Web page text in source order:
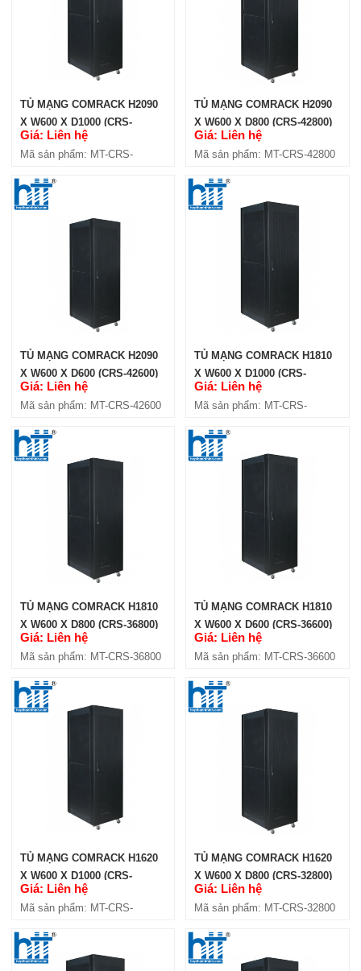
TỦ MẠNG COMRACK H2090
X W600 X D1000 (CRS-
421000)
Giá: Liên hệ
Mã sản phẩm: MT-CRS-
TỦ MẠNG COMRACK H2090
X W600 X D800 (CRS-42800)
Giá: Liên hệ
Mã sản phẩm: MT-CRS-42800
TỦ MẠNG COMRACK H2090
X W600 X D600 (CRS-42600)
Giá: Liên hệ
Mã sản phẩm: MT-CRS-42600
TỦ MẠNG COMRACK H1810
X W600 X D1000 (CRS-
361000)
Giá: Liên hệ
Mã sản phẩm: MT-CRS-
TỦ MẠNG COMRACK H1810
X W600 X D800 (CRS-36800)
Giá: Liên hệ
Mã sản phẩm: MT-CRS-36800
TỦ MẠNG COMRACK H1810
X W600 X D600 (CRS-36600)
Giá: Liên hệ
Mã sản phẩm: MT-CRS-36600
TỦ MẠNG COMRACK H1620
X W600 X D1000 (CRS-
321000)
Giá: Liên hệ
Mã sản phẩm: MT-CRS-
TỦ MẠNG COMRACK H1620
X W600 X D800 (CRS-32800)
Giá: Liên hệ
Mã sản phẩm: MT-CRS-32800